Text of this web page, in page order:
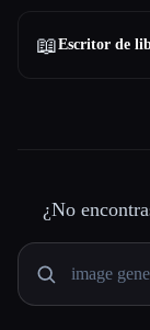
📖Escritor de
¿No